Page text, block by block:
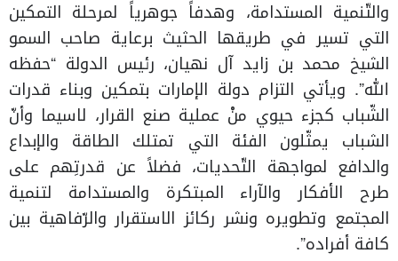
والتّنمية المستدامة، وهدفاً جوهرياً لمرحلة التمكين
التي تسير في طريقها الحثيث برعاية صاحب السمو
الشيخ محمد بن زايد آل نهيان، رئيس الدولة “حفظه
الله”. ويأتي التزام دولة الإمارات بتمكين وبناء قدرات
الشّباب كجزء حيوي منْ عملية صنع القرار، لاسيما وأنّ
الشباب يمثّلون الفئة التي تمتلك الطاقة والإبداع
والدافع لمواجهة التّحديات، فضلاً عن قدرتِهم على
طرح الأفكار والآراء المبتكرة والمستدامة لتنمية
المجتمع وتطويره ونشر ركائز الاستقرار والرّفاهية بين
كافة أفراده”.